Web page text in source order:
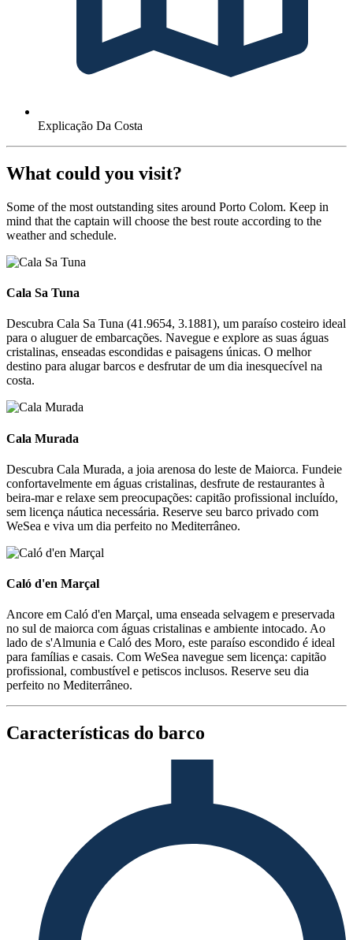
Explicação Da Costa
What could you visit?
Some of the most outstanding sites around Porto Colom. Keep in
mind that the captain will choose the best route according to the
weather and schedule.
Cala Sa Tuna
Cala Sa Tuna
Descubra Cala Sa Tuna (41.9654, 3.1881), um paraíso costeiro ideal
para o aluguer de embarcações. Navegue e explore as suas águas
cristalinas, enseadas escondidas e paisagens únicas. O melhor
destino para alugar barcos e desfrutar de um dia inesquecível na
costa.
Cala Murada
Cala Murada
Descubra Cala Murada, a joia arenosa do leste de Maiorca. Fundeie
confortavelmente em águas cristalinas, desfrute de restaurantes à
beira-mar e relaxe sem preocupações: capitão profissional incluído,
sem licença náutica necessária. Reserve seu barco privado com
WeSea e viva um dia perfeito no Mediterrâneo.
Caló d'en Marçal
Caló d'en Marçal
Ancore em Caló d'en Marçal, uma enseada selvagem e preservada
no sul de maiorca com águas cristalinas e ambiente intocado. Ao
lado de s'Almunia e Caló des Moro, este paraíso escondido é ideal
para famílias e casais. Com WeSea navegue sem licença: capitão
profissional, combustível e petiscos inclusos. Reserve seu dia
perfeito no Mediterrâneo.
Características do barco